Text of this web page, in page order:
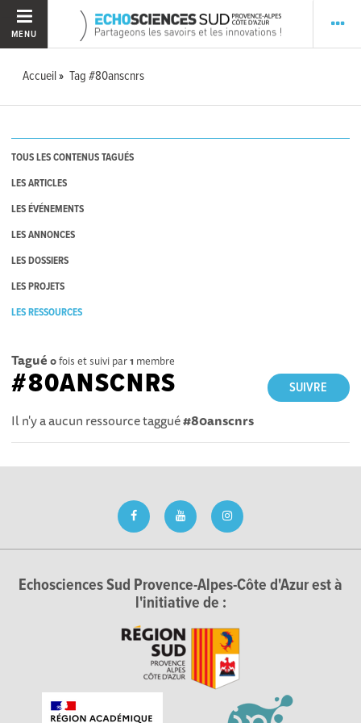
MENU
Accueil Tag #80anscnrs
TOUS LES CONTENUS TAGUÉS
LES ARTICLES
LES ÉVÉNEMENTS
LES ANNONCES
LES DOSSIERS
LES PROJETS
LES RESSOURCES
Tagué 0fois et suivi par1 membre
SUIVRE
#80ANSCNRS
Il n'y a aucun ressource taggué#80anscnrs
Echosciences Sud Provence-Alpes-Côte d'Azur est à
l'initiative de :